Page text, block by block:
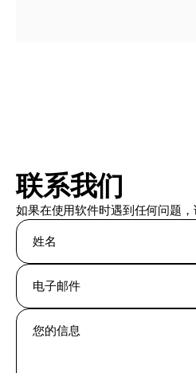
联系我们
如果在使用软件时遇到任何问题，